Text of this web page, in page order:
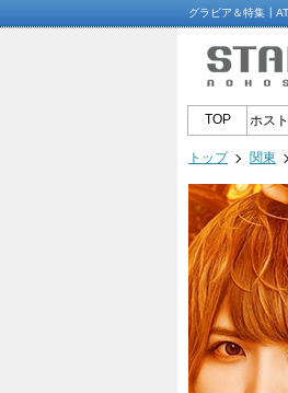
グラビア＆特集
TOP ホス
トップ 関東